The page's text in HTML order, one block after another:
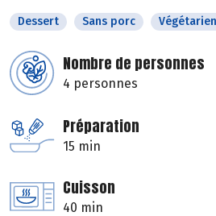
Dessert Sans porc Végétarien
Nombre de personnes
4 personnes
Préparation
15 min
Cuisson
40 min